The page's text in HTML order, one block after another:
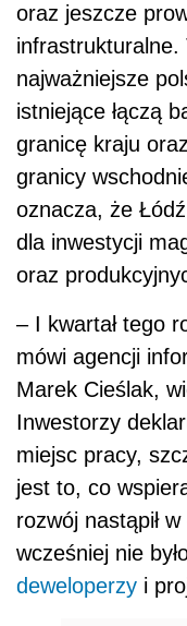
oraz jeszcze
infrastrukturalne.
najważniejsze
istniejące łączą
granicę kraju
granicy
oznacza, że
dla inwestycji
oraz
– I kwartał tego
mówi agencji
Marek Cieślak,
Inwestorzy
miejsc pracy,
jest to, co
rozwój nastąpił
wcześniej nie
deweloperzy i